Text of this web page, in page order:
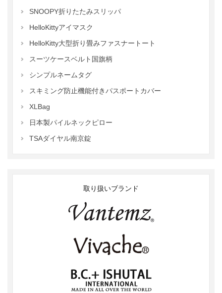
SNOOPY折りたたみスリッパ
HelloKittyアイマスク
HelloKitty大型折り畳みファスナートート
スーツケースベルト国旗柄
シンプルネームタグ
スキミング防止機能付きパスポートカバー
XLBag
日本製パイルネックピロー
TSAダイヤル南京錠
取り扱いブランド